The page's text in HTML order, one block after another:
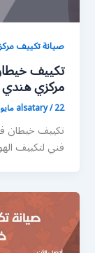
صيانة تكييف
مركزي
alsatary/22 مايو، 2020
تكييف خيطان
فني لتكييف